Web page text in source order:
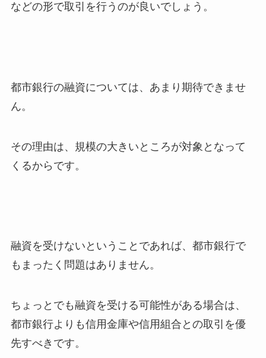
などの形で取引を行うのが良いでしょう。
都市銀行の融資については、あまり期待できませ
ん。
その理由は、規模の大きいところが対象となって
くるからです。
融資を受けないということであれば、都市銀行で
もまったく問題はありません。
ちょっとでも融資を受ける可能性がある場合は、
都市銀行よりも信用金庫や信用組合との取引を優
先すべきです。